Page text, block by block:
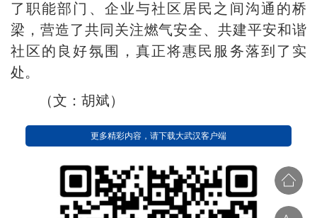
了职能部门、企业与社区居民之间沟通的桥
梁，营造了共同关注燃气安全、共建平安和谐
社区的良好氛围，真正将惠民服务落到了实
处。
（文：胡斌）
更多精彩内容，请下载大武汉客户端